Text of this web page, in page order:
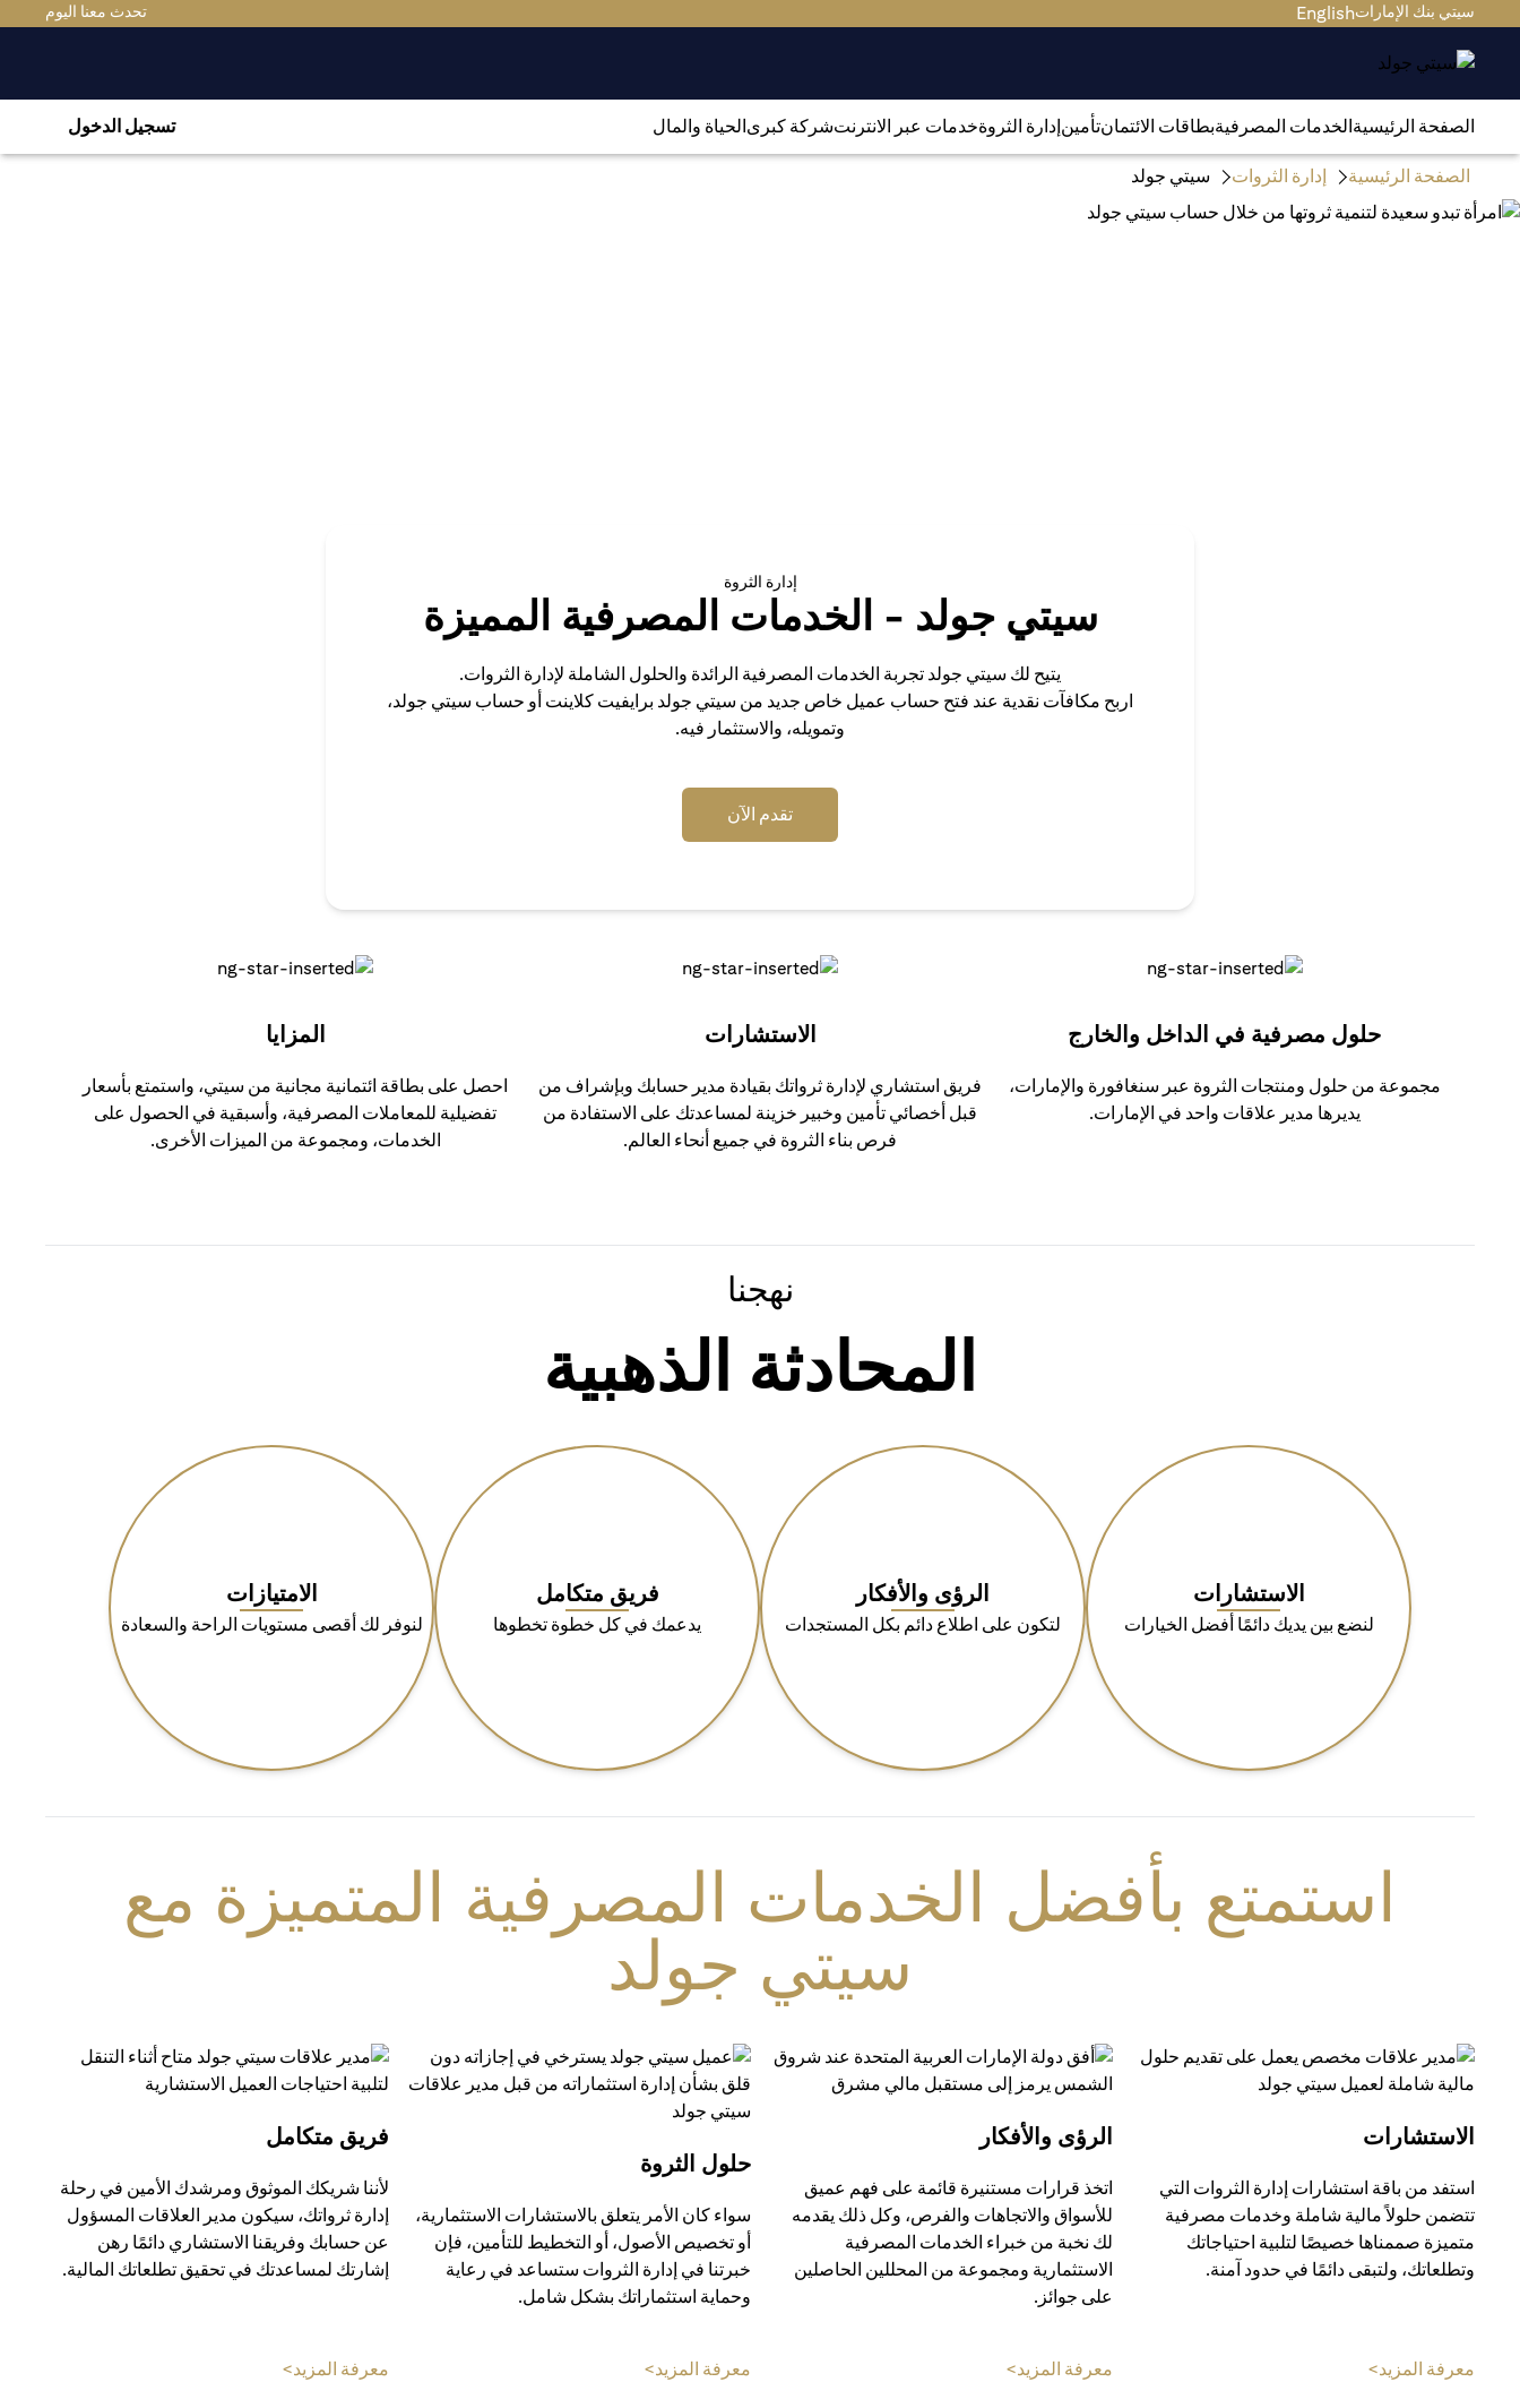
سيتي بنك الإماراتEnglish تحدث معنا اليوم
الصفحة الرئيسيةالخدمات المصرفيةبطاقات الائتمانتأمينإدارة الثروةخدمات عبر الانترنتشركة كبرىالحياة والمال تسجيل الدخول
الصفحة الرئيسية إدارة الثروات سيتي جولد
إدارة الثروة
سيتي جولد - الخدمات المصرفية المميزة
يتيح لك سيتي جولد تجربة الخدمات المصرفية الرائدة والحلول الشاملة لإدارة الثروات.
اربح مكافآت نقدية عند فتح حساب عميل خاص جديد من سيتي جولد برايفيت كلاينت أو حساب سيتي جولد،
وتمويله، والاستثمار فيه.
تقدم الآن
حلول مصرفية في الداخل والخارج
مجموعة من حلول ومنتجات الثروة عبر سنغافورة والإمارات،
يديرها مدير علاقات واحد في الإمارات.
الاستشارات
فريق استشاري لإدارة ثرواتك بقيادة مدير حسابك وبإشراف من
قبل أخصائي تأمين وخبير خزينة لمساعدتك على الاستفادة من
فرص بناء الثروة في جميع أنحاء العالم.
المزايا
احصل على بطاقة ائتمانية مجانية من سيتي، واستمتع بأسعار
تفضيلية للمعاملات المصرفية، وأسبقية في الحصول على
الخدمات، ومجموعة من الميزات الأخرى.
نهجنا
المحادثة الذهبية
الاستشارات
لنضع بين يديك دائمًا أفضل الخيارات
الرؤى والأفكار
لتكون على اطلاع دائم بكل المستجدات
فريق متكامل
يدعمك في كل خطوة تخطوها
الامتيازات
لنوفر لك أقصى مستويات الراحة والسعادة
استمتع بأفضل الخدمات المصرفية المتميزة مع
سيتي جولد
الاستشارات
استفد من باقة استشارات إدارة الثروات التي
تتضمن حلولاً مالية شاملة وخدمات مصرفية
متميزة صممناها خصيصًا لتلبية احتياجاتك
وتطلعاتك، ولتبقى دائمًا في حدود آمنة.
معرفة المزيد>
الرؤى والأفكار
اتخذ قرارات مستنيرة قائمة على فهم عميق
للأسواق والاتجاهات والفرص، وكل ذلك يقدمه
لك نخبة من خبراء الخدمات المصرفية
الاستثمارية ومجموعة من المحللين الحاصلين
على جوائز.
معرفة المزيد>
حلول الثروة
سواء كان الأمر يتعلق بالاستشارات الاستثمارية،
أو تخصيص الأصول، أو التخطيط للتأمين، فإن
خبرتنا في إدارة الثروات ستساعد في رعاية
وحماية استثماراتك بشكل شامل.
معرفة المزيد>
فريق متكامل
لأننا شريكك الموثوق ومرشدك الأمين في رحلة
إدارة ثرواتك، سيكون مدير العلاقات المسؤول
عن حسابك وفريقنا الاستشاري دائمًا رهن
إشارتك لمساعدتك في تحقيق تطلعاتك المالية.
معرفة المزيد>